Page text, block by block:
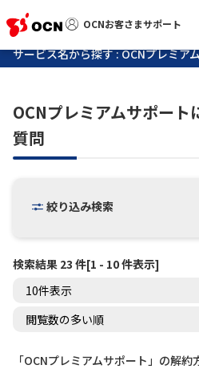
OCNお客さまサポート
OCNお客さまサポート
マイペ
サポートトップ
よくあるご質問
工事・故障情報
お問い合わせ
OCNプレミアムサポート
質問
絞り込み検索
検索結果 23 件[1 - 10 件表示]
「OCNプレミアムサポート」の解約